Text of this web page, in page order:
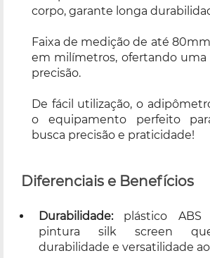
corpo, garante longa
Faixa de medição de até
em milímetros, ofertando uma
precisão.
De fácil utilização, o
o equipamento perfeito
busca precisão e praticidade!
Diferenciais e Benefícios
Durabilidade:plástico ABS
pintura silk screen
durabilidade e versatilidade